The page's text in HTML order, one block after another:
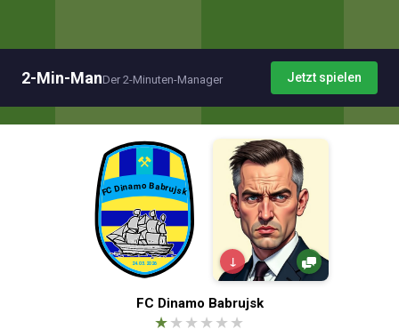
2-Min-ManDer 2-Minuten-Manager Jetzt spielen
↓
FC Dinamo Babrujsk
★★ ★ ★ ★ ★